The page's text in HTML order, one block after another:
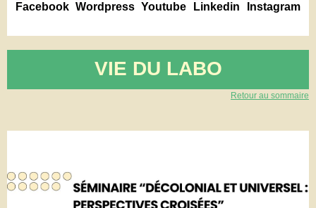
VIE DU LABO
Retour au sommaire